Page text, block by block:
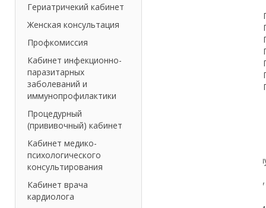
Гериатричекий кабинет
Женская консультация
Профкомиссия
Кабинет инфекционно-
паразитарных
заболеваний и
иммунопрофилактики
Процедурный
(прививочный) кабинет
Кабинет медико-
психологического
консультирования
Кабинет врача
кардиолога